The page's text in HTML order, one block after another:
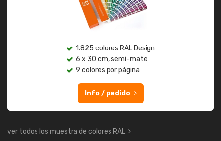
1.825 colores RAL Design
6 x 30 cm, semi-mate
9 colores por página
Info / pedido
ver todos los muestra de colores RAL